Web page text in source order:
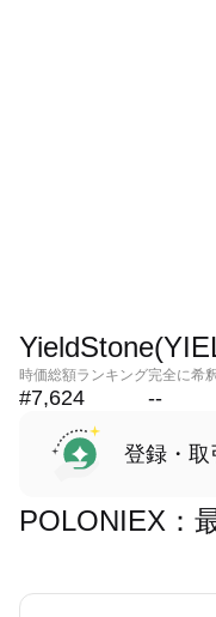
時価総額ランキング
#7,624
完全に希
--
登録・取
POLONIEX：